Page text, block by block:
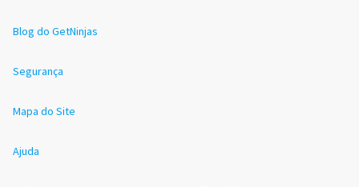
Blog do GetNinjas
Segurança
Mapa do Site
Ajuda